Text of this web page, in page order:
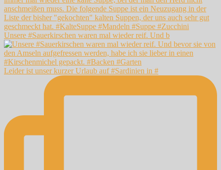
Unsere #Sauerkirschen waren mal wieder reif. Und b
Leider ist unser kurzer Urlaub auf #Sardinien in #